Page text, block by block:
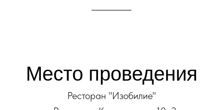
Место проведения
Ресторан "Изобилие"